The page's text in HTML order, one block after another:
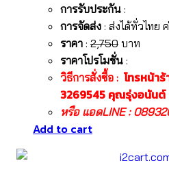
การรับประกัน :
การจัดส่ง : ส่งได้ทั่วไทย
ราคา : 2,750 บาท
ราคาโปรโมชั่น :
วิธีการสั่งซื้อ : โทรหน้า
3269545 คุณรุ่งอนันต์
หรือ แอดLINE :
Add to cart